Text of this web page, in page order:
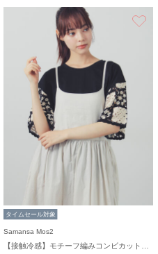
タイムセール対象
Samansa Mos2